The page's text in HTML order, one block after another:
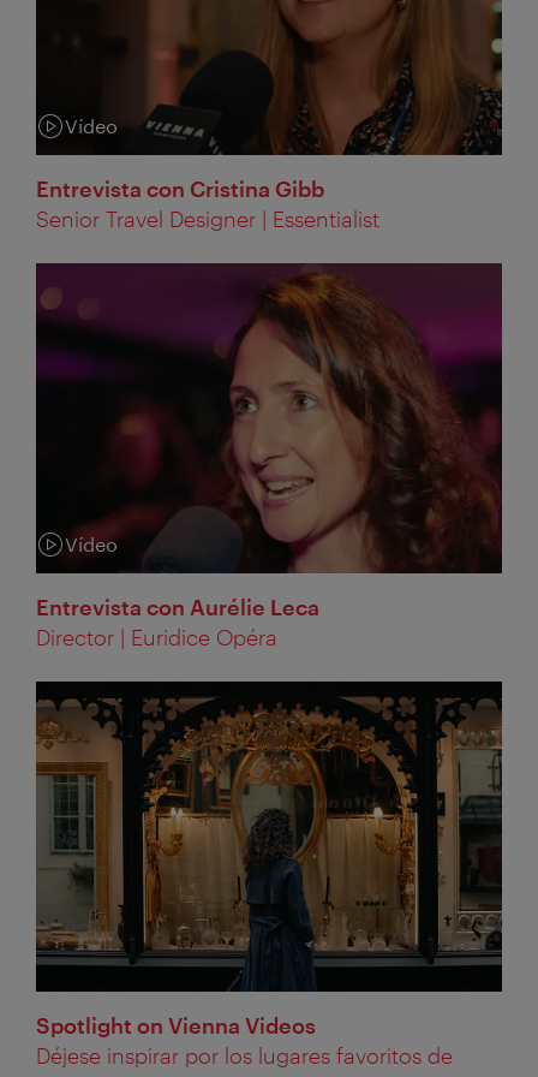
Categoria:
Vídeo
Entrevista con Cristina Gibb
Senior Travel Designer | Essentialist
Categoria:
Vídeo
Entrevista con Aurélie Leca
Director | Euridice Opéra
Spotlight on Vienna Videos
Déjese inspirar por los lugares favoritos de